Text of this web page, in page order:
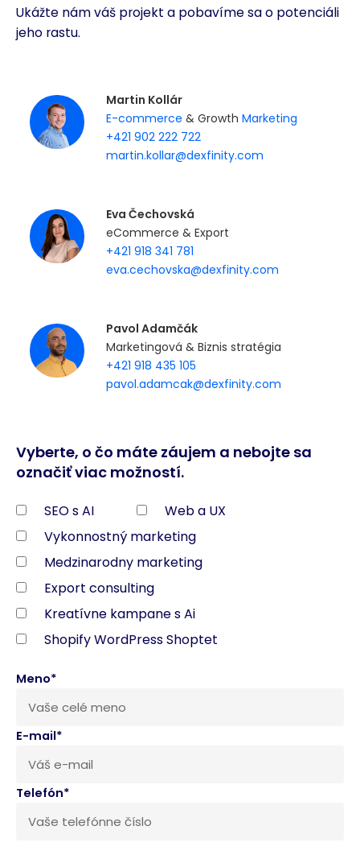
Ukážte nám váš projekt a pobavíme sa o potenciáli
jeho rastu.
Martin Kollár
E-commerce & Growth Marketing
+421 902 222 722
martin.kollar@dexfinity.com
Eva Čechovská
eCommerce & Export
+421 918 341 781
eva.cechovska@dexfinity.com
Pavol Adamčák
Marketingová & Biznis stratégia
+421 918 435 105
pavol.adamcak@dexfinity.com
Vyberte, o čo máte záujem a nebojte sa
označiť viac možností.
SEO s AI
Web a UX
Vykonnostný marketing
Medzinarodny marketing
Export consulting
Kreatívne kampane s Ai
Shopify WordPress Shoptet
Meno*
E-mail*
Telefón*